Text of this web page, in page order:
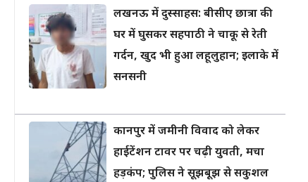
लखनऊ में दुस्साहस: बीसीए छात्रा की
घर में घुसकर सहपाठी ने चाकू से रेती
गर्दन, खुद भी हुआ लहूलुहान; इलाके में
सनसनी
कानपुर में जमीनी विवाद को लेकर
हाईटेंशन टावर पर चढ़ी युवती, मचा
हड़कंप; पुलिस ने सूझबूझ से सकुशल